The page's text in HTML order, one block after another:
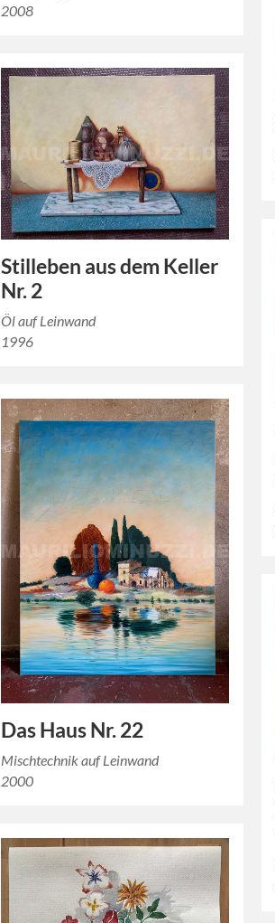
2008
Stilleben aus dem Keller
Nr. 2
Öl auf Leinwand
1996
Das Haus Nr. 22
Mischtechnik auf Leinwand
2000